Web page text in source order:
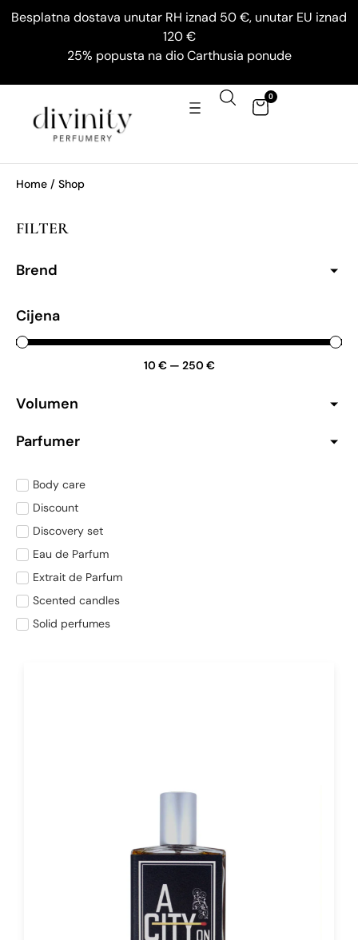
Besplatna dostava unutar RH iznad 50 €, unutar EU iznad
120 €
25% popusta na dio Carthusia ponude
0
Home / Shop
FILTER
Brend
Cijena
10 €— 250 €
Volumen
Parfumer
Body care
Discount
Discovery set
Eau de Parfum
Extrait de Parfum
Scented candles
Solid perfumes